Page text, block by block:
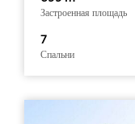
Застроенная площадь
7
Спальни